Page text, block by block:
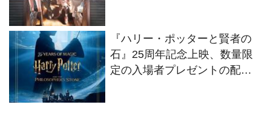
『ハリー・ポッターと賢者の
石』25周年記念上映、数量限
定の入場者プレゼントの配布